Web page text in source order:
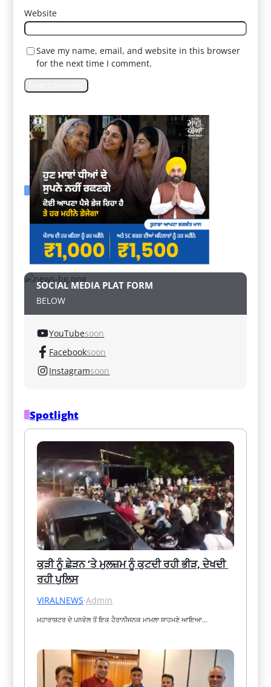
Website
Save my name, email, and website in this browser
for the next time I comment.
SOCIAL MEDIA PLAT FORM
BELOW
YouTubesoon
Facebooksoon
Instagramsoon
Spotlight
ਕੁੜੀ ਨੂੰ ਛੇੜਨ ‘ਤੇ ਮੁਲਜ਼ਮ ਨੂੰ ਕੁਟਦੀ ਰਹੀ ਭੀੜ, ਦੇਖਦੀ
ਰਹੀ ਪੁਲਿਸ
VIRALNEWS·Admin
ਮਹਾਰਾਸ਼ਟਰ ਦੇ ਪਨਵੇਲ ਤੋਂ ਇਕ ਹੈਰਾਨੀਜਨਕ ਮਾਮਲਾ ਸਾਹਮਣੇ ਆਇਆ…